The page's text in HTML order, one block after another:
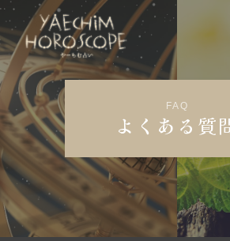
FAQ
よくある質